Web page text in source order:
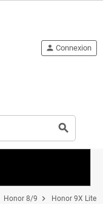
person Connexion
search
Honor 8/9 chevron_right Honor 9X Lite